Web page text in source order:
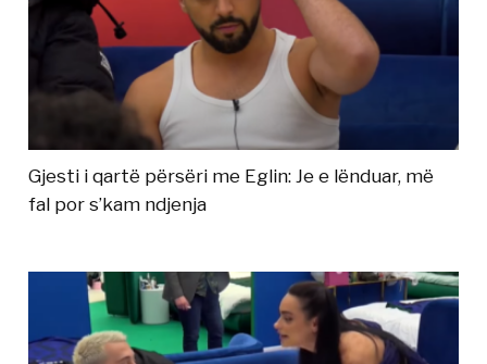
Gjesti i qartë përsëri me Eglin: Je e lënduar, më
fal por s’kam ndjenja